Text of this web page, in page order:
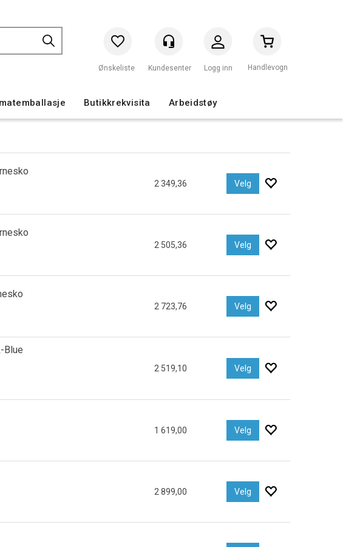
Logg inn Handlevogn
Butikkrekvisita Arbeidstøy
2 349,36 Velg
2 505,36 Velg
2 723,76 Velg
Blue
2 519,10 Velg
1 619,00 Velg
2 899,00 Velg